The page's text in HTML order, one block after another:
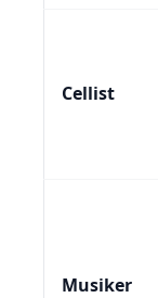
Cellist
Musiker